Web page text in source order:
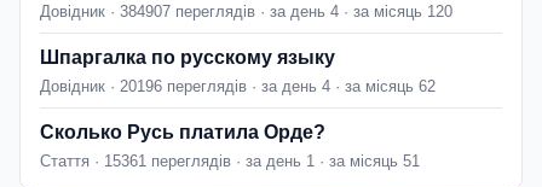
Довідник · 384907 переглядів · за день 4 · за місяць 120
Шпаргалка по русскому языку
Довідник · 20196 переглядів · за день 4 · за місяць 62
Сколько Русь платила Орде?
Стаття · 15361 переглядів · за день 1 · за місяць 51